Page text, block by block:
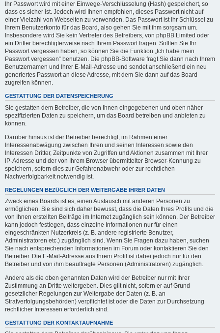
Ihr Passwort wird mit einer Einwege-Verschlüsselung (Hash) gespeichert, so
dass es sicher ist. Jedoch wird Ihnen empfohlen, dieses Passwort nicht auf
einer Vielzahl von Webseiten zu verwenden. Das Passwort ist Ihr Schlüssel zu
Ihrem Benutzerkonto für das Board, also gehen Sie mit ihm sorgsam um.
Insbesondere wird Sie kein Vertreter des Betreibers, von phpBB Limited oder
ein Dritter berechtigterweise nach Ihrem Passwort fragen. Sollten Sie Ihr
Passwort vergessen haben, so können Sie die Funktion „Ich habe mein
Passwort vergessen“ benutzen. Die phpBB-Software fragt Sie dann nach Ihrem
Benutzernamen und Ihrer E-Mail-Adresse und sendet anschließend ein neu
generiertes Passwort an diese Adresse, mit dem Sie dann auf das Board
zugreifen können.
GESTATTUNG DER DATENSPEICHERUNG
Sie gestatten dem Betreiber, die von Ihnen eingegebenen und oben näher
spezifizierten Daten zu speichern, um das Board betreiben und anbieten zu
können.
Darüber hinaus ist der Betreiber berechtigt, im Rahmen einer
Interessenabwägung zwischen Ihren und seinen Interessen sowie den
Interessen Dritter, Zeitpunkte von Zugriffen und Aktionen zusammen mit Ihrer
IP-Adresse und der von Ihrem Browser übermittelter Browser-Kennung zu
speichern, sofern dies zur Gefahrenabwehr oder zur rechtlichen
Nachverfolgbarkeit notwendig ist.
REGELUNGEN BEZÜGLICH DER WEITERGABE IHRER DATEN
Zweck eines Boards ist es, einen Austausch mit anderen Personen zu
ermöglichen. Sie sind sich daher bewusst, dass die Daten Ihres Profils und die
von Ihnen erstellten Beiträge im Internet zugänglich sein können. Der Betreiber
kann jedoch festlegen, dass einzelne Informationen nur für einen
eingeschränkten Nutzerkreis (z. B. andere registrierte Benutzer,
Administratoren etc.) zugänglich sind. Wenn Sie Fragen dazu haben, suchen
Sie nach entsprechenden Informationen im Forum oder kontaktieren Sie den
Betreiber. Die E-Mail-Adresse aus Ihrem Profil ist dabei jedoch nur für den
Betreiber und von ihm beauftragte Personen (Administratoren) zugänglich.
Andere als die oben genannten Daten wird der Betreiber nur mit Ihrer
Zustimmung an Dritte weitergeben. Dies gilt nicht, sofern er auf Grund
gesetzlicher Regelungen zur Weitergabe der Daten (z. B. an
Strafverfolgungsbehörden) verpflichtet ist oder die Daten zur Durchsetzung
rechtlicher Interessen erforderlich sind.
GESTATTUNG DER KONTAKTAUFNAHME